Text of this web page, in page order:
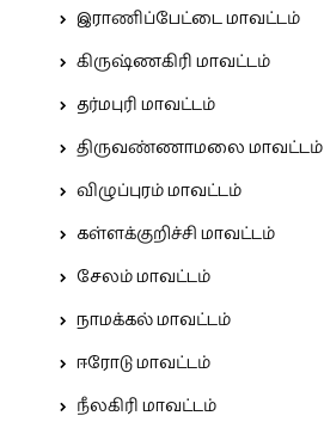
இராணிப்பேட்டை மாவட்டம்
கிருஷ்ணகிரி மாவட்டம்
தர்மபுரி மாவட்டம்
திருவண்ணாமலை மாவட்டம்
விழுப்புரம் மாவட்டம்
கள்ளக்குறிச்சி மாவட்டம்
சேலம் மாவட்டம்
நாமக்கல் மாவட்டம்
ஈரோடு மாவட்டம்
நீலகிரி மாவட்டம்